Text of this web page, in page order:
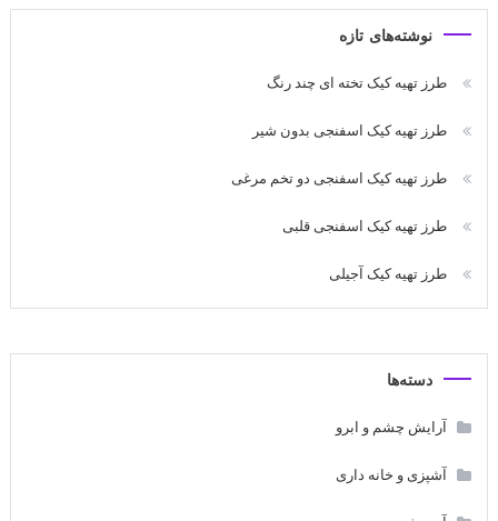
نوشته‌های تازه
طرز تهیه کیک تخته ای چند رنگ
طرز تهیه کیک اسفنجی بدون شیر
طرز تهیه کیک اسفنجی دو تخم مرغی
طرز تهیه کیک اسفنجی قلبی
طرز تهیه کیک آجیلی
دسته‌ها
آرایش چشم و ابرو
آشپزی و خانه داری